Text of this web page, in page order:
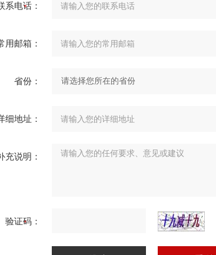
系电话：
用邮箱：
省份：
细地址：
充说明：
验证码：